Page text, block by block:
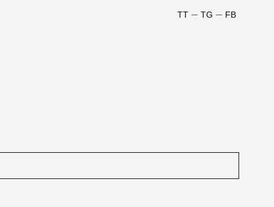
FB
TG
TT